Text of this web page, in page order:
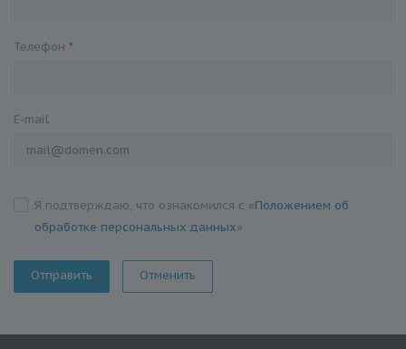
Телефон *
E-mail
Я подтверждаю, что ознакомился с «Положением об
обработке персональных данных»
Отменить